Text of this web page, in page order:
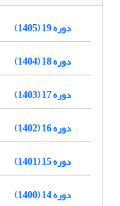
دوره 19 (1405)
دوره 18 (1404)
دوره 17 (1403)
دوره 16 (1402)
دوره 15 (1401)
دوره 14 (1400)